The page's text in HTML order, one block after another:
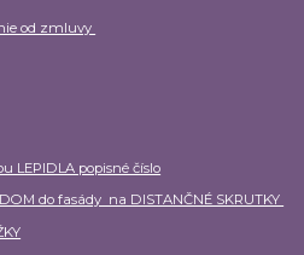
od zmluvy
LEPIDLA popisné číslo
do fasády na DISTANČNÉ SKRUTKY